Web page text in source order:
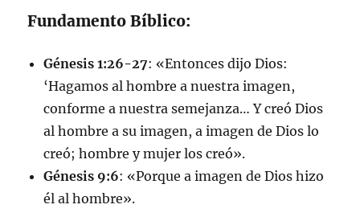
Fundamento Bíblico:
Génesis 1:26-27: «Entonces dijo Dios:
‘Hagamos al hombre a nuestra imagen,
conforme a nuestra semejanza… Y creó Dios
al hombre a su imagen, a imagen de Dios lo
creó; hombre y mujer los creó».
Génesis 9:6: «Porque a imagen de Dios hizo
él al hombre».